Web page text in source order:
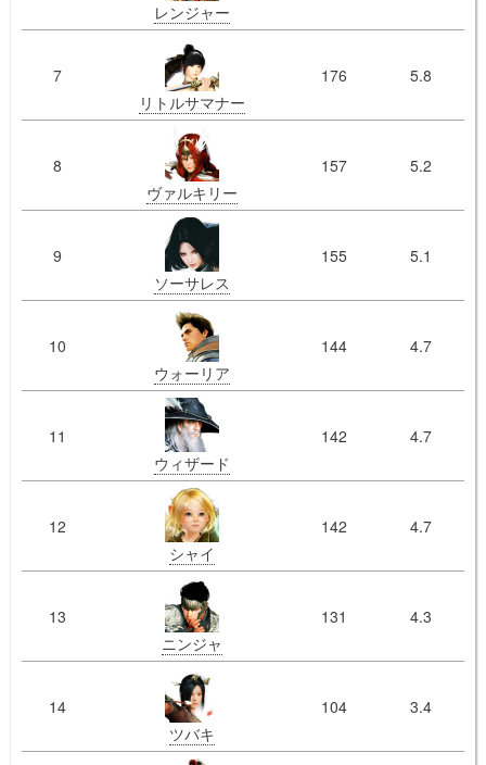
レンジャー
7
リトルサマナー
176 5.8
8
ヴァルキリー
157 5.2
9
ソーサレス
155 5.1
10
ウォーリア
144 4.7
11
ウィザード
142 4.7
12
シャイ
142 4.7
13
ニンジャ
131 4.3
14
ツバキ
104 3.4